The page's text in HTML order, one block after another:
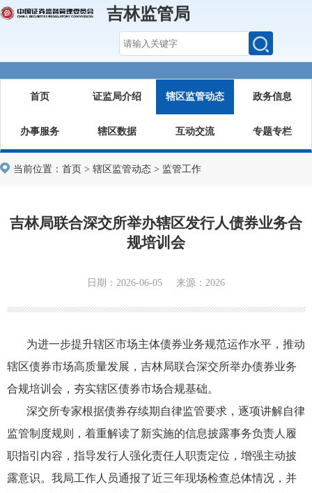
吉林监管局
首页 证监局介绍 辖区监管动态 政务信息
办事服务 辖区数据 互动交流 专题专栏
当前位置： 首页 > 辖区监管动态 > 监管工作
吉林局联合深交所举办辖区发行人债券业务合
规培训会
日期：2026-06-05 来源：2026
为进一步提升辖区市场主体债券业务规范运作水平，推动
辖区债券市场高质量发展，吉林局联合深交所举办债券业务
合规培训会，夯实辖区债券市场合规基础。
深交所专家根据债券存续期自律监管要求，逐项讲解自律
监管制度规则，着重解读了新实施的信息披露事务负责人履
职指引内容，指导发行人强化责任人职责定位，增强主动披
露意识。我局工作人员通报了近三年现场检查总体情况，并